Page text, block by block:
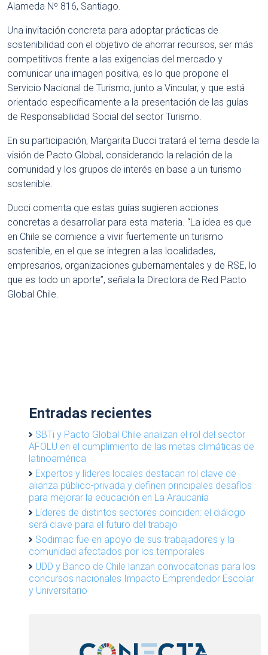
Alameda Nº 816, Santiago.
Una invitación concreta para adoptar prácticas de
sostenibilidad con el objetivo de ahorrar recursos, ser más
competitivos frente a las exigencias del mercado y
comunicar una imagen positiva, es lo que propone el
Servicio Nacional de Turismo, junto a Vincular, y que está
orientado específicamente a la presentación de las guías
de Responsabilidad Social del sector Turismo.
En su participación, Margarita Ducci tratará el tema desde la
visión de Pacto Global, considerando la relación de la
comunidad y los grupos de interés en base a un turismo
sostenible.
Ducci comenta que estas guías sugieren acciones
concretas a desarrollar para esta materia. “La idea es que
en Chile se comience a vivir fuertemente un turismo
sostenible, en el que se integren a las localidades,
empresarios, organizaciones gubernamentales y de RSE, lo
que es todo un aporte”, señala la Directora de Red Pacto
Global Chile.
Entradas recientes
SBTi y Pacto Global Chile analizan el rol del sector
AFOLU en el cumplimiento de las metas climáticas de
latinoamérica
Expertos y líderes locales destacan rol clave de
alianza público-privada y definen principales desafíos
para mejorar la educación en La Araucanía
Líderes de distintos sectores coinciden: el diálogo
será clave para el futuro del trabajo
Sodimac fue en apoyo de sus trabajadores y la
comunidad afectados por los temporales
UDD y Banco de Chile lanzan convocatorias para los
concursos nacionales Impacto Emprendedor Escolar
y Universitario